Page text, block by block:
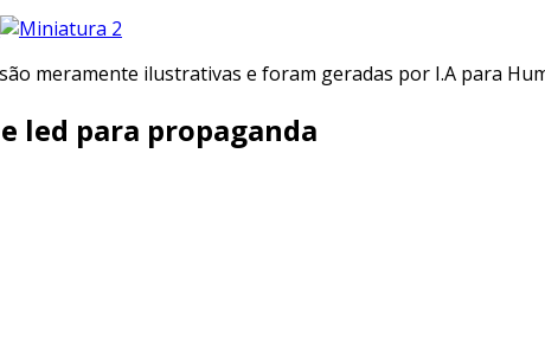
meramente ilustrativas e foram geradas por I.A para
led para propaganda